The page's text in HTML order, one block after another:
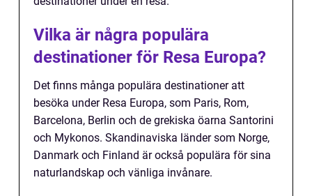
Vilka är några populära
destinationer för Resa Europa?
Det finns många populära destinationer att
besöka under Resa Europa, som Paris, Rom,
Barcelona, Berlin och de grekiska öarna Santorini
och Mykonos. Skandinaviska länder som Norge,
Danmark och Finland är också populära för sina
naturlandskap och vänliga invånare.